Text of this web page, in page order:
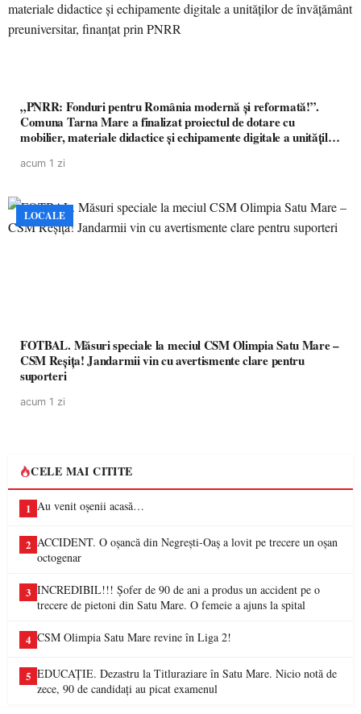
„PNRR: Fonduri pentru România modernă și reformată!”.
Comuna Tarna Mare a finalizat proiectul de dotare cu
mobilier, materiale didactice și echipamente digitale a unităților
acum 1 zi
LOCALE
FOTBAL. Măsuri speciale la meciul CSM Olimpia Satu Mare –
CSM Reșița! Jandarmii vin cu avertismente clare pentru
suporteri
acum 1 zi
CELE MAI CITITE
1 Au venit oșenii acasă…
2 ACCIDENT. O oșancă din Negrești-Oaș a lovit pe trecere un oșan
octogenar
3 INCREDIBIL!!! Șofer de 90 de ani a produs un accident pe o
trecere de pietoni din Satu Mare. O femeie a ajuns la spital
4 CSM Olimpia Satu Mare revine în Liga 2!
5 EDUCAȚIE. Dezastru la Titluraziare în Satu Mare. Nicio notă de
zece, 90 de candidați au picat examenul